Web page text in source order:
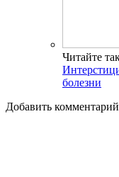
Читайте
болезни
Добавить комментарий